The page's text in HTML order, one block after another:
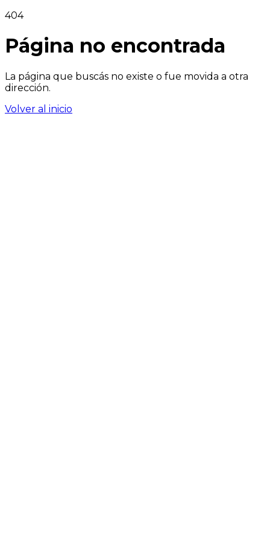
404
Página no encontrada
La página que buscás no existe o fue movida a otra
dirección.
Volver al inicio